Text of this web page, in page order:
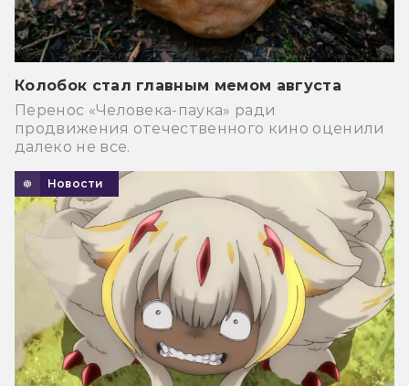
Колобок стал главным мемом августа
Перенос «Человека-паука» ради
продвижения отечественного кино оценили
далеко не все.
Новости